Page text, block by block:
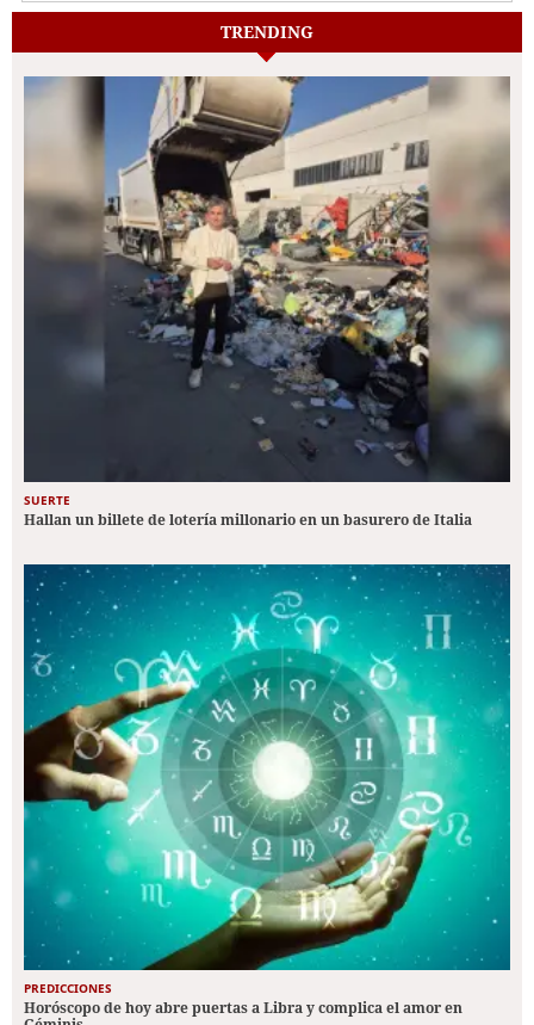
TRENDING
SUERTE
Hallan un billete de lotería millonario en un basurero de Italia
PREDICCIONES
Horóscopo de hoy abre puertas a Libra y complica el amor en